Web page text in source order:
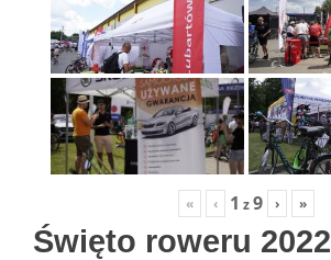
« ‹ 1 z9 › »
Święto roweru 2022